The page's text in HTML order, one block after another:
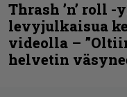
Thrash ’n’ roll
levyjulkaisua
videolla –
helvetin